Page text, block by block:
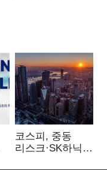
코스피, 중동
리스크·SK하닉